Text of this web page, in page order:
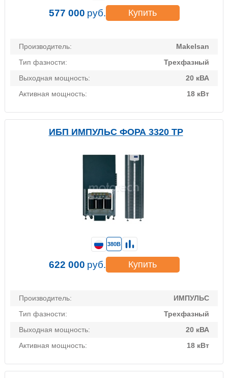
Производитель:
Makelsan
Тип фазности:
Трехфазный
Выходная мощность:
20 кВА
Активная мощность:
18 кВт
577 000 руб. Купить
ИБП ИМПУЛЬС ФОРА 3320 TP
Производитель:
ИМПУЛЬС
Тип фазности:
Трехфазный
Выходная мощность:
20 кВА
Активная мощность:
18 кВт
380В
622 000 руб. Купить